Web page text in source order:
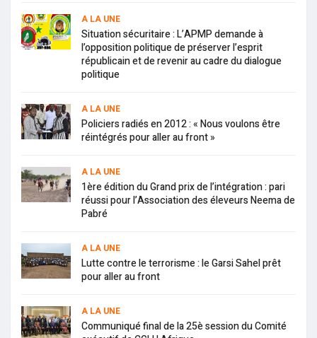
A LA UNE
Situation sécuritaire : L’APMP demande à
l’opposition politique de préserver l’esprit
républicain et de revenir au cadre du dialogue
politique
A LA UNE
Policiers radiés en 2012 : « Nous voulons être
réintégrés pour aller au front »
A LA UNE
1ère édition du Grand prix de l’intégration : pari
réussi pour l’Association des éleveurs Neema de
Pabré
A LA UNE
Lutte contre le terrorisme : le Garsi Sahel prêt
pour aller au front
A LA UNE
Communiqué final de la 25è session du Comité